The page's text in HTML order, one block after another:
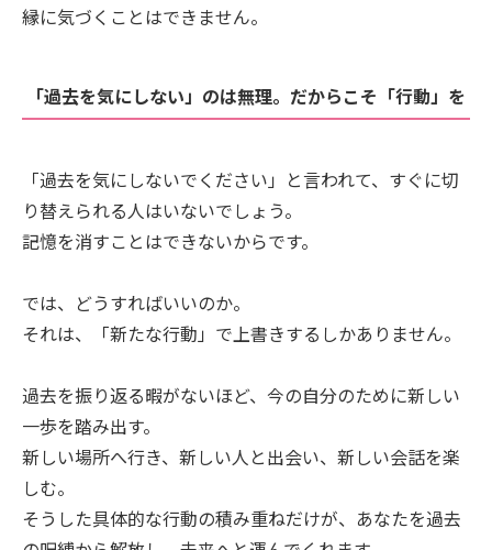
縁に気づくことはできません。
「過去を気にしない」のは無理。だからこそ「行動」を
「過去を気にしないでください」と言われて、すぐに切
り替えられる人はいないでしょう。
記憶を消すことはできないからです。
では、どうすればいいのか。
それは、「新たな行動」で上書きするしかありません。
過去を振り返る暇がないほど、今の自分のために新しい
一歩を踏み出す。
新しい場所へ行き、新しい人と出会い、新しい会話を楽
しむ。
そうした具体的な行動の積み重ねだけが、あなたを過去